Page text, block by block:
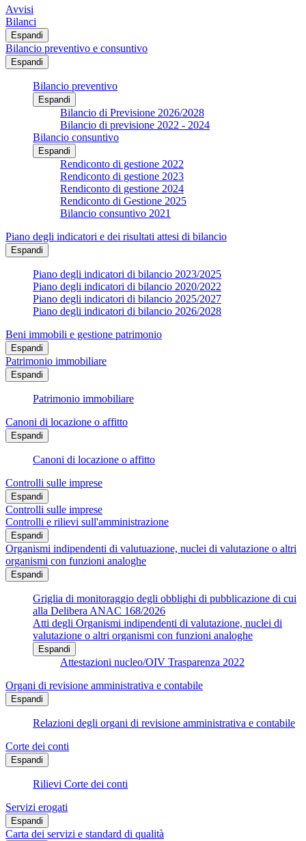
Avvisi
Bilanci
Espandi
Bilancio preventivo e consuntivo
Espandi
Bilancio preventivo
Espandi
Bilancio di Previsione 2026/2028
Bilancio di previsione 2022 - 2024
Bilancio consuntivo
Espandi
Rendiconto di gestione 2022
Rendiconto di gestione 2023
Rendiconto di gestione 2024
Rendiconto di Gestione 2025
Bilancio consuntivo 2021
Piano degli indicatori e dei risultati attesi di bilancio
Espandi
Piano degli indicatori di bilancio 2023/2025
Piano degli indicatori di bilancio 2020/2022
Piano degli indicatori di bilancio 2025/2027
Piano degli indicatori di bilancio 2026/2028
Beni immobili e gestione patrimonio
Espandi
Patrimonio immobiliare
Espandi
Patrimonio immobiliare
Canoni di locazione o affitto
Espandi
Canoni di locazione o affitto
Controlli sulle imprese
Espandi
Controlli sulle imprese
Controlli e rilievi sull'amministrazione
Espandi
Organismi indipendenti di valutuazione, nuclei di valutazione o altri
organismi con funzioni analoghe
Espandi
Griglia di monitoraggio degli obblighi di pubblicazione di cui
alla Delibera ANAC 168/2026
Atti degli Organismi indipendenti di valutazione, nuclei di
valutazione o altri organismi con funzioni analoghe
Espandi
Attestazioni nucleo/OIV Trasparenza 2022
Organi di revisione amministrativa e contabile
Espandi
Relazioni degli organi di revisione amministrativa e contabile
Corte dei conti
Espandi
Rilievi Corte dei conti
Servizi erogati
Espandi
Carta dei servizi e standard di qualità